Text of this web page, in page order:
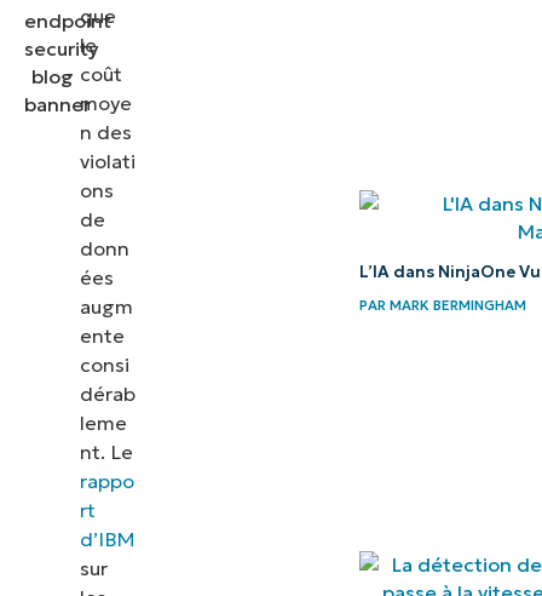
sécurité
importante?
principaux
terminaux
que
le
coût
moye
n des
violati
ons
de
donn
ées
augm
ente
consi
dérab
leme
nt. Le
rappo
rt
d’IBM
sur
L’IA dans NinjaOne
PAR MARK BERMINGHAM